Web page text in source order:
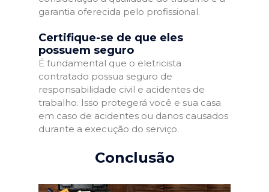
garantia oferecida pelo profissional.
Certifique-se de que eles
possuem seguro
É fundamental que o eletricista
contratado possua seguro de
responsabilidade civil e acidentes de
trabalho. Isso protegerá você e sua casa
em caso de acidentes ou danos causados
durante a execução do serviço.
Conclusão